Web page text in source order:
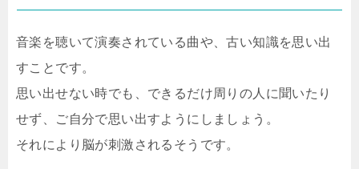
音楽を聴いて演奏されている曲や、古い知識を思い出
すことです。
思い出せない時でも、できるだけ周りの人に聞いたり
せず、ご自分で思い出すようにしましょう。
それにより脳が刺激されるそうです。